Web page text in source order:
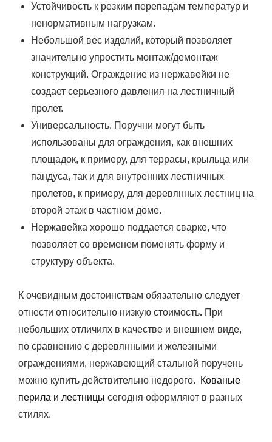
Устойчивость к резким перепадам температур и
ненормативным нагрузкам.
Небольшой вес изделий, который позволяет
значительно упростить монтаж/демонтаж
конструкций. Ограждение из нержавейки не
создает серьезного давления на лестничный
пролет.
Универсальность. Поручни могут быть
использованы для ограждения, как внешних
площадок, к примеру, для террасы, крыльца или
пандуса, так и для внутренних лестничных
пролетов, к примеру, для деревянных лестниц на
второй этаж в частном доме.
Нержавейка хорошо поддается сварке, что
позволяет со временем поменять форму и
структуру объекта.
К очевидным достоинствам обязательно следует
отнести относительно низкую стоимость. При
небольших отличиях в качестве и внешнем виде,
по сравнению с деревянными и железными
ограждениями, нержавеющий стальной поручень
можно купить действительно недорого.
Кованые
перила и лестницы сегодня оформляют в разных
стилях.